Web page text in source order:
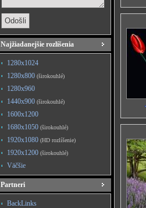
Najžiadanejšie rozlíšenia
1280x1024
1280x800 (širokouhlé)
1280x960
1440x900 (širokouhlé)
1600x1200
1680x1050 (širokouhlé)
1920x1080 (HD rozlíšenie)
1920x1200 (širokouhlé)
Väčšie
Partneri
BackLinks